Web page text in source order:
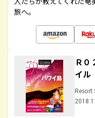
旅へ。
Ｒ
イ
Resort